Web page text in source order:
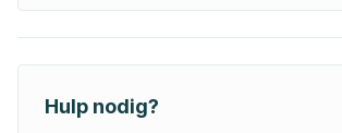
Hulp nodig?